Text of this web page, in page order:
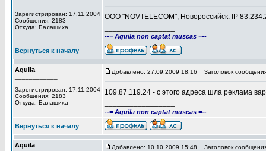
Зарегистрирован: 17.11.2004
Сообщения: 2183
Откуда: Балашиха
OOO "NOVTELECOM", Новороссийск. IP
--= Aquila non captat muscas =--
Вернуться к началу
Aquila
Зарегистрирован: 17.11.2004
Сообщения: 2183
Откуда: Балашиха
Добавлено: 27.09.2009 18:16 Заголовок
109.87.119.24 - с этого адреса шла реклама
--= Aquila non captat muscas =--
Вернуться к началу
Aquila Добавлено: 10.10.2009 15:48 Заголовок